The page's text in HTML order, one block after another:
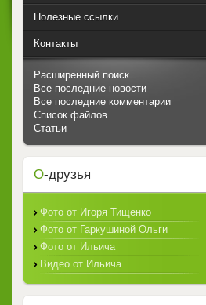
Полезные ссылки
Контакты
Расширенный поиск
Все последние новости
Все последние комментарии
Список файлов
Статьи
О-друзья
Фото от Игоря Тищенко
Фото от Гаркушиной Ольги
Фото от Ильича
Видео от Ильича